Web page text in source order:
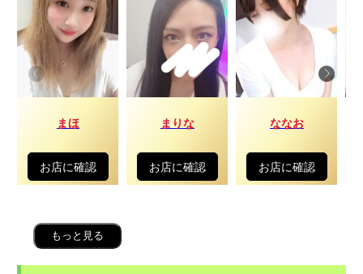
まほ
お店に確認
まりな
お店に確認
ななお
お店に確認
もっと見る